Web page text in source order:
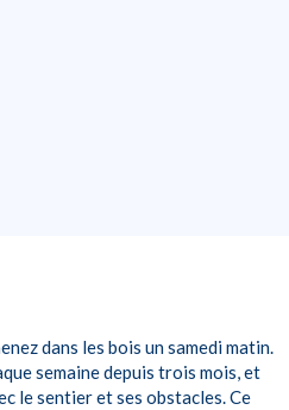
dans les bois un samedi matin.
semaine depuis trois mois, et
le sentier et ses obstacles. Ce